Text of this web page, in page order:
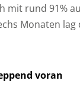
mit rund 91%
Monaten
voran